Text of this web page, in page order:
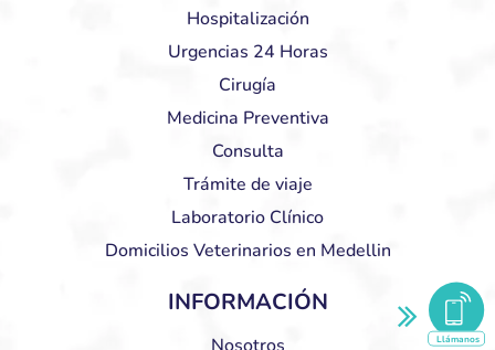
Hospitalización
Urgencias 24 Horas
Cirugía
Medicina Preventiva
Consulta
Trámite de viaje
Laboratorio Clínico
Domicilios Veterinarios en Medellin
INFORMACIÓN
Llámanos